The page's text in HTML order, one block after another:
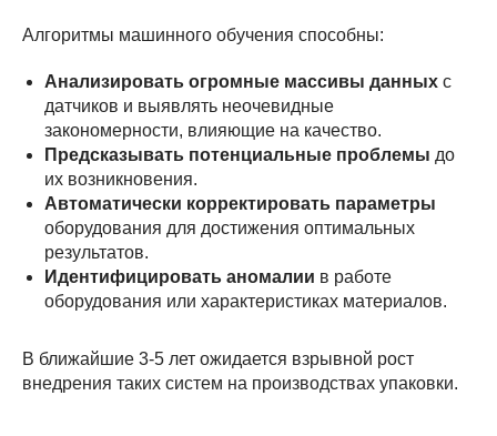
Алгоритмы машинного обучения способны:
Анализировать огромные массивы данных с
датчиков и выявлять неочевидные
закономерности, влияющие на качество.
Предсказывать потенциальные проблемы до
их возникновения.
Автоматически корректировать параметры
оборудования для достижения оптимальных
результатов.
Идентифицировать аномалии в работе
оборудования или характеристиках материалов.
В ближайшие 3-5 лет ожидается взрывной рост
внедрения таких систем на производствах упаковки.